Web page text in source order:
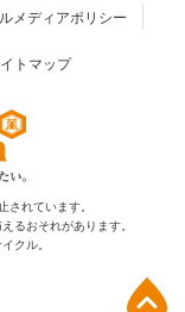
メディアポリシー
トマップ
されています。
るおそれがあります。
クル。